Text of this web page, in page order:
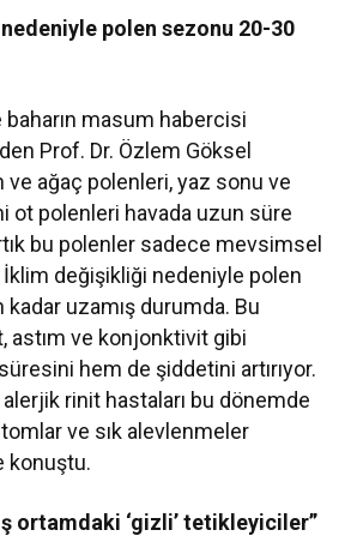
polen sezonu 20-30
masum habercisi
Prof. Dr. Özlem Göksel
ve ağaç polenleri, yaz sonu ve
ot polenleri havada uzun süre
bu polenler sadece mevsimsel
değişikliği nedeniyle polen
uzamış durumda. Bu
astım ve konjonktivit gibi
hem de şiddetini artırıyor.
rinit hastaları bu dönemde
ve sık alevlenmeler
konuştu.
ortamdaki ‘gizli’ tetikleyiciler”